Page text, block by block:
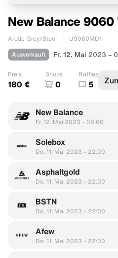
New Balance 9060
Arctic Grey/Steel U9060MD1
Ausverkauft Fr. 12. Mai 2023 –
Preis
180 €
Shops
0
Raffles
5
New Balance
Fr. 12. Mai 2023 – 08:00
Solebox
Do. 11. Mai 2023 – 22:00
Asphaltgold
Do. 11. Mai 2023 – 22:00
BSTN
Do. 11. Mai 2023 – 22:00
Afew
Do. 11. Mai 2023 – 22:00